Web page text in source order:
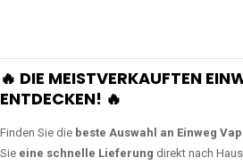
🔥 DIE MEISTVERKAUFTEN
ENTDECKEN! 🔥
Finden Sie die beste Auswahl an Einweg
Sie eine schnelle Lieferung direkt nach